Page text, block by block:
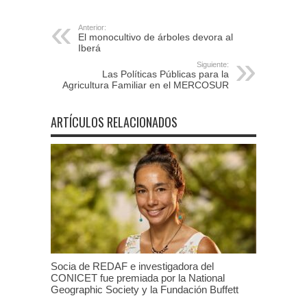
Anterior:
El monocultivo de árboles devora al
Iberá
Siguiente:
Las Políticas Públicas para la
Agricultura Familiar en el MERCOSUR
ARTÍCULOS RELACIONADOS
Socia de REDAF e investigadora del
CONICET fue premiada por la National
Geographic Society y la Fundación Buffett